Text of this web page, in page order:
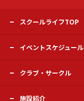
スクールライフTOP
イベントスケジュール
クラブ・サークル
施設紹介